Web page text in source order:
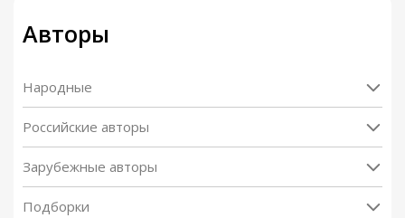
Авторы
Народные
Российские авторы
Зарубежные авторы
Подборки